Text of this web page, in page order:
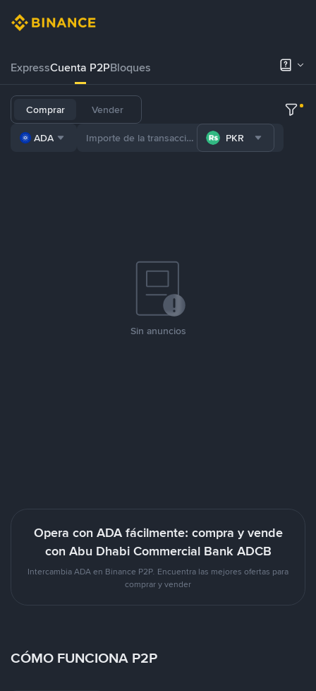
ExpressCuenta P2PBloques
Comprar Vender
ADA PKR
Sin anuncios
Opera con ADA fácilmente: compra y vende
con Abu Dhabi Commercial Bank ADCB
Intercambia ADA en Binance P2P. Encuentra las mejores ofertas para
comprar y vender
CÓMO FUNCIONA P2P